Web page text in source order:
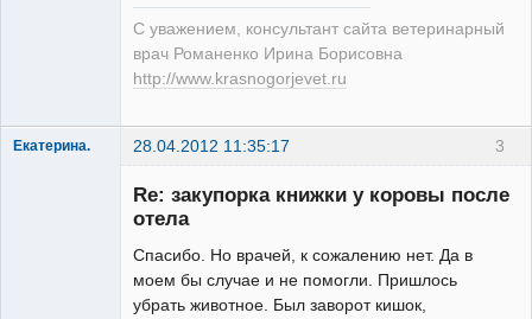
С уважением, консультант сайта ветеринарный
врач Романенко Ирина Борисовна
http://www.krasnogorjevet.ru
3
Екатерина. 28.04.2012 11:35:17
Зарегистрированный
Re: закупорка книжки у коровы после
отела
Спасибо. Но врачей, к сожалению нет. Да в
моем бы случае и не помогли. Пришлось
убрать животное. Был заворот кишок,